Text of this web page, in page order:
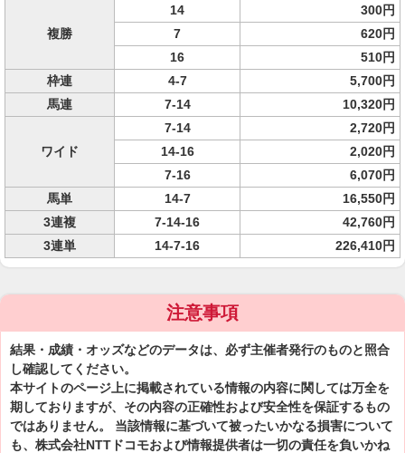
複勝
14
300円
7
620円
16
510円
枠連
4-7
5,700円
馬連
7-14 10,320円
ワイド
7-14
2,720円
14-16
2,020円
7-16
6,070円
馬単
14-7
16,550円
3連複
7-14-16
42,760円
3連単
14-7-16 226,410円
注意事項
結果・成績・オッズなどのデータは、必ず主催者発行のものと照合
し確認してください。
本サイトのページ上に掲載されている情報の内容に関しては万全を
期しておりますが、その内容の正確性および安全性を保証するもの
ではありません。 当該情報に基づいて被ったいかなる損害について
も、株式会社NTTドコモおよび情報提供者は一切の責任を負いかね